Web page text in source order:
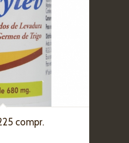
compr.